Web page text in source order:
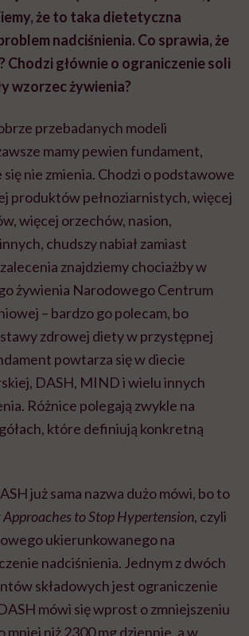
że to taka dietetyczna
nadciśnienia. Co sprawia, że
Chodzi głównie o ograniczenie soli
wzorzec żywienia?
przebadanych modeli
mamy pewien fundament,
nie zmienia. Chodzi o podstawowe
produktów pełnoziarnistych, więcej
więcej orzechów, nasion,
chudszy nabiał zamiast
znajdziemy chociażby w
żywienia Narodowego Centrum
– bardzo go polecam, bo
zdrowej diety w przystępnej
powtarza się w diecie
DASH, MIND i wielu innych
Różnice polegają zwykle na
które definiują konkretną
już sama nazwa dużo mówi, bo to
to Stop Hypertension, czyli
ukierunkowanego na
nadciśnienia. Jednym z dwóch
składowych jest ograniczenie
mówi się wprost o zmniejszeniu
mniej niż 2300 mg dziennie, a w